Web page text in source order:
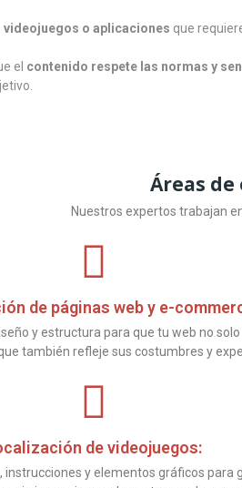
videojuegos o aplicaciones que
el contenido respete las normas y
Áreas
Nuestros expertos trabajan
de páginas web y e-
y estructura para que tu web no
también refleje sus costumbres y
de videojuegos:
instrucciones y elementos gráficos para